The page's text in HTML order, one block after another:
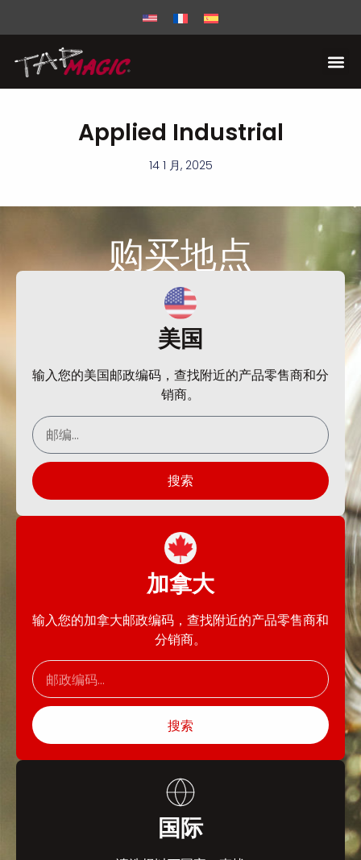
Applied Industrial
14 1 月, 2025
购买地点
美国
输入您的美国邮政编码，查找附近的产品零售商和分
销商。
搜索
加拿大
输入您的加拿大邮政编码，查找附近的产品零售商和
分销商。
搜索
国际